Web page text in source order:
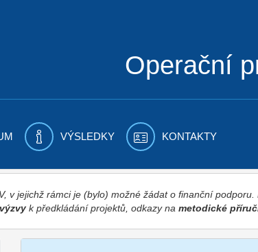
Operační
VÝSLEDKY KONTAKTY
v jejichž rámci je (bylo) možné žádat o finanční
výzvyk předkládání projektů, odkazy na metodické